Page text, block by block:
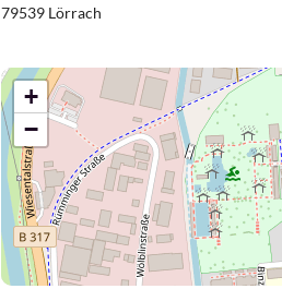
79539 Lörrach
+
−